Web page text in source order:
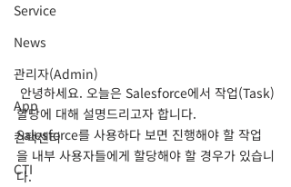
Service
News
관리자(Admin)
App
컨택센터
CTI
할당에 대해 설명드리고자 합니다.
Salesforce를 사용하다 보면 진행해야 할 작업
을 내부 사용자들에게 할당해야 할 경우가 있습니
다.